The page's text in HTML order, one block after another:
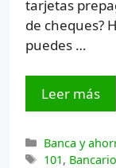
tarjetas
de cheques?
puedes …
Leer más
Categorías
Banca y
Etiquetas
101, Bancario